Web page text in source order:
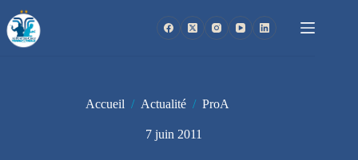
au
contenu
Accueil / Actualité / ProA
7 juin 2011